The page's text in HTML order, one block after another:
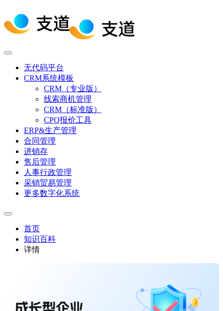
无代码平台
CRM系统模板
CRM（专业版）
线索商机管理
CRM（标准版）
CPQ报价工具
ERP&生产管理
合同管理
进销存
售后管理
人事行政管理
采销贸易管理
更多数字化系统
首页
知识百科
详情